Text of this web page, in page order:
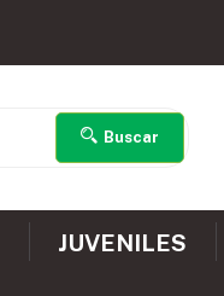
Buscar
JUVENILES